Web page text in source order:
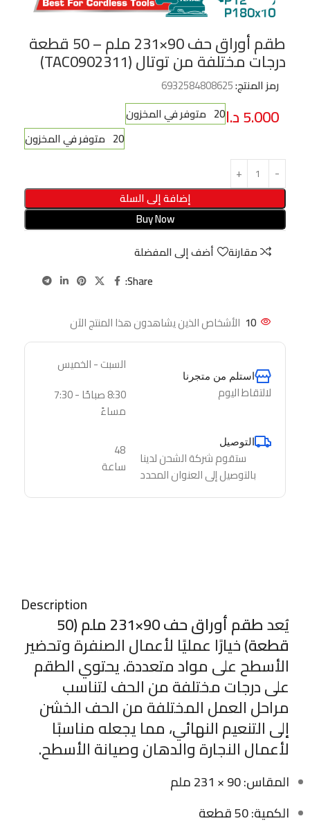
طقم أوراق حف 90×231 ملم – 50 قطعة
درجات مختلفة من توتال (TAC0902311)
رمز المنتج:6932584808625
5.000د.ا20 متوفر في المخزون
20 متوفر في المخزون
إضافة إلى السلة
Buy Now
مقارنة
أضف إلى المفضلة
Share:
10 الأشخاص الذين يشاهدون هذا المنتج الآن
استلم من متجرنا
لالتقاط اليوم
السبت - الخميس
8:30 صباحًا - 7:30
مساءً
التوصيل
ستقوم شركة الشحن لدينا
بالتوصيل إلى العنوان المحدد
48
ساعة
Description
يُعد طقم أوراق حف 90×231 ملم (50
قطعة)خيارًا عمليًا لأعمال الصنفرة وتحضير
الأسطح على مواد متعددة. يحتوي الطقم
على درجات مختلفة من الحف لتناسب
مراحل العمل المختلفة من الحف الخشن
إلى التنعيم النهائي، مما يجعله مناسبًا
لأعمال النجارة والدهان وصيانة الأسطح.
المقاس: 90 × 231 ملم
الكمية: 50 قطعة